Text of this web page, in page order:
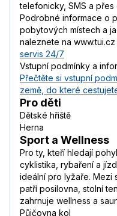
telefonicky, SMS a přes
Podrobné informace o
pobytových místech a
naleznete na
servis 24/7
Vstupní podmínky a
Přečtěte si vstupní
země, do které
Pro děti
Dětské hřiště
Herna
Sport a Wellness
Pro ty, kteří hledají
cyklistika, rybaření a
ideální pro lyžaře. Mezi
patří posilovna, stolní
zahrnuje wellness a
Půjčovna kol